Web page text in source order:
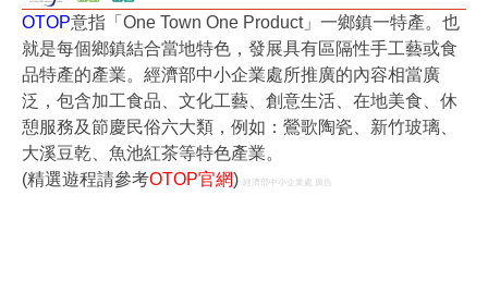
OTOP意指「One Town One Product」一鄉鎮一特產。也
就是每個鄉鎮結合當地特色，發展具有區隔性手工藝或食
品特產的產業。經濟部中小企業處所推廣的內容相當廣
泛，包含加工食品、文化工藝、創意生活、在地美食、休
憩服務及節慶民俗六大類，例如：鶯歌陶瓷、新竹玻璃、
大溪豆乾、魚池紅茶等特色產業。
(精選遊程請參考OTOP官網) 經濟部中小企業處 廣告